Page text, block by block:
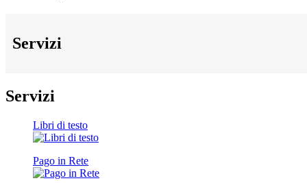
Servizi
Servizi
Libri di testo
Pago in Rete